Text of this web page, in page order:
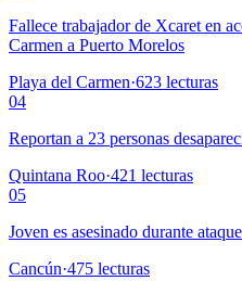
Fallece trabajador de Xcaret en
Carmen a Puerto Morelos
Playa del Carmen·623 lecturas
04
Reportan a 23 personas
Quintana Roo·421 lecturas
05
Joven es asesinado durante
Cancún·475 lecturas